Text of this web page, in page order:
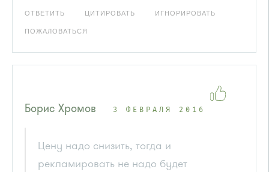
ОТВЕТИТЬ ЦИТИРОВАТЬ ИГНОРИРОВАТЬ
ПОЖАЛОВАТЬСЯ
Борис Хромов 3 ФЕВРАЛЯ 2016
Цену надо снизить, тогда и
рекламировать не надо будет